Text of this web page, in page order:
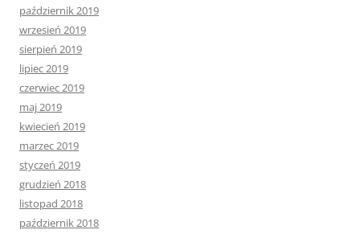
październik 2019
wrzesień 2019
sierpień 2019
lipiec 2019
czerwiec 2019
maj 2019
kwiecień 2019
marzec 2019
styczeń 2019
grudzień 2018
listopad 2018
październik 2018